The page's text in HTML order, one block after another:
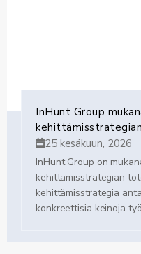
InHunt Group
25 kesäkuun, 2026
InHunt Group on
kehittämisstrategian
kehittämisstrategia
konkreettisia keinoja